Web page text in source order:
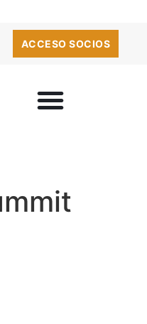
ACCESO SOCIOS